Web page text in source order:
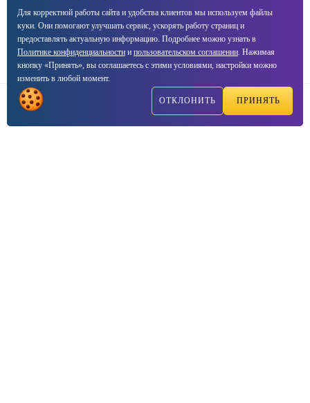
Позвонить
Для корректной работы сайта и удобства клиентов мы используем файлы
куки. Они помогают улучшать сервис, ускорять работу страниц и
предоставлять актуальную информацию. Подробнее можно узнать в
Политике конфиденциальности и пользовательском соглашении. Нажимая
кнопку «Принять», вы соглашаетесь с этими условиями, настройки можно
изменить в любой момент.
ОТКЛОНИТЬ ПРИНЯТЬ